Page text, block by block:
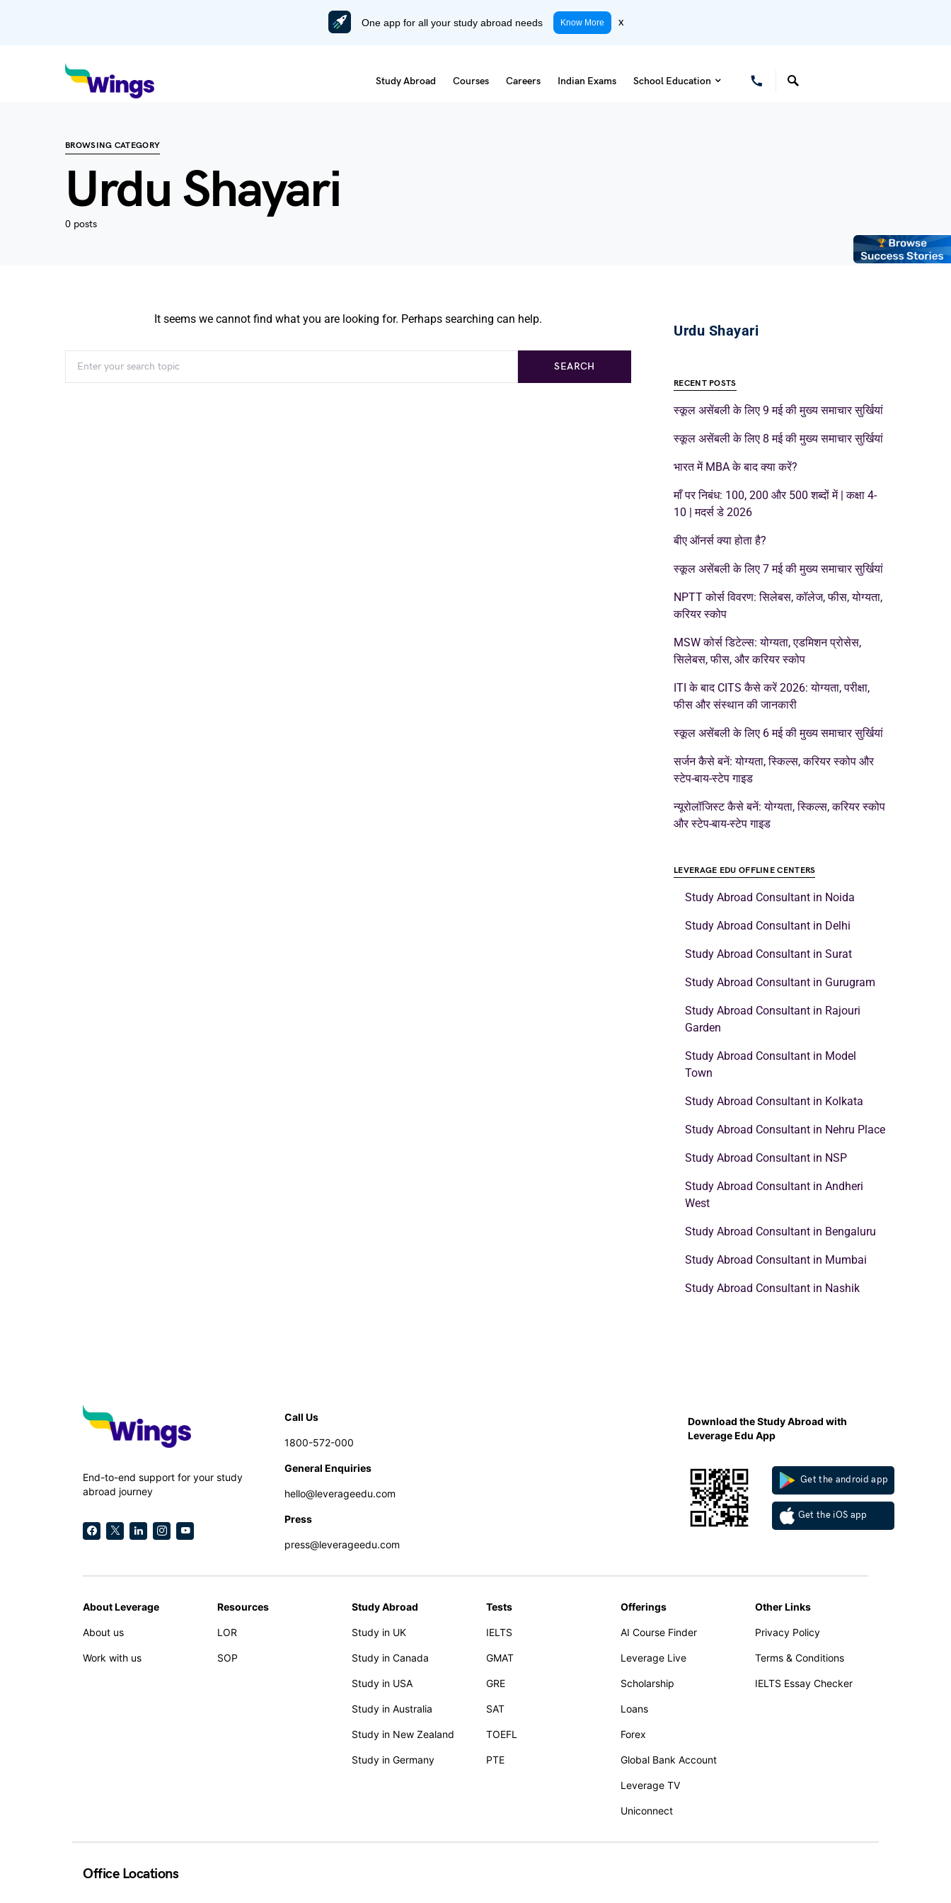
One app for all your study abroad needs Know More x
Study Abroad Courses Careers Indian Exams School Education
BROWSING CATEGORY
Urdu Shayari
0 posts
It seems we cannot find what you are looking for. Perhaps searching can help.
SEARCH
Urdu Shayari
RECENT POSTS
स्कूल असेंबली के लिए 9 मई की मुख्य समाचार सुर्खियां
स्कूल असेंबली के लिए 8 मई की मुख्य समाचार सुर्खियां
भारत में MBA के बाद क्या करें?
माँ पर निबंध: 100, 200 और 500 शब्दों में | कक्षा 4-
10 | मदर्स डे 2026
बीए ऑनर्स क्या होता है?
स्कूल असेंबली के लिए 7 मई की मुख्य समाचार सुर्खियां
NPTT कोर्स विवरण: सिलेबस, कॉलेज, फीस, योग्यता,
करियर स्कोप
MSW कोर्स डिटेल्स: योग्यता, एडमिशन प्रोसेस,
सिलेबस, फीस, और करियर स्कोप
ITI के बाद CITS कैसे करें 2026: योग्यता, परीक्षा,
फीस और संस्थान की जानकारी
स्कूल असेंबली के लिए 6 मई की मुख्य समाचार सुर्खियां
सर्जन कैसे बनें: योग्यता, स्किल्स, करियर स्कोप और
स्टेप-बाय-स्टेप गाइड
न्यूरोलॉजिस्ट कैसे बनें: योग्यता, स्किल्स, करियर स्कोप
और स्टेप-बाय-स्टेप गाइड
LEVERAGE EDU OFFLINE CENTERS
Study Abroad Consultant in Noida
Study Abroad Consultant in Delhi
Study Abroad Consultant in Surat
Study Abroad Consultant in Gurugram
Study Abroad Consultant in Rajouri
Garden
Study Abroad Consultant in Model
Town
Study Abroad Consultant in Kolkata
Study Abroad Consultant in Nehru Place
Study Abroad Consultant in NSP
Study Abroad Consultant in Andheri
West
Study Abroad Consultant in Bengaluru
Study Abroad Consultant in Mumbai
Study Abroad Consultant in Nashik
End-to-end support for your study
abroad journey
Call Us
1800-572-000
General Enquiries
hello@leverageedu.com
Press
press@leverageedu.com
Download the Study Abroad with
Leverage Edu App
Get the android app
Get the iOS app
About Leverage
About us
Work with us
Resources
LOR
SOP
Study Abroad
Study in UK
Study in Canada
Study in USA
Study in Australia
Study in New Zealand
Study in Germany
Tests
IELTS
GMAT
GRE
SAT
TOEFL
PTE
Offerings
AI Course Finder
Leverage Live
Scholarship
Loans
Forex
Global Bank Account
Leverage TV
Uniconnect
Other Links
Privacy Policy
Terms & Conditions
IELTS Essay Checker
Office Locations